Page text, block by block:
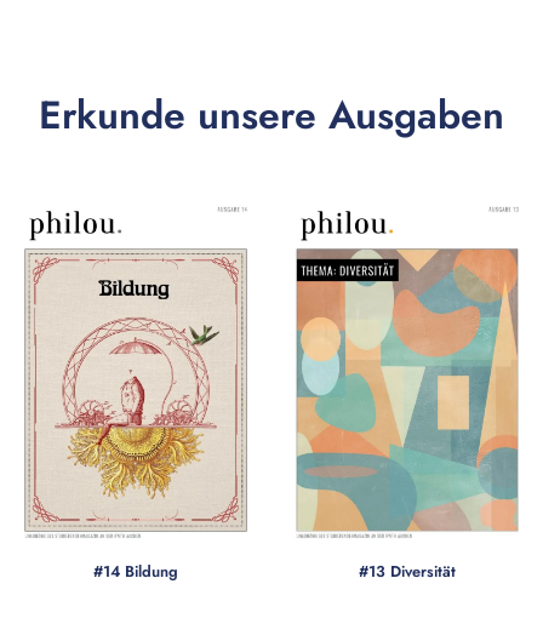
Erkunde unsere Ausgaben
#14 Bildung #13 Diversität